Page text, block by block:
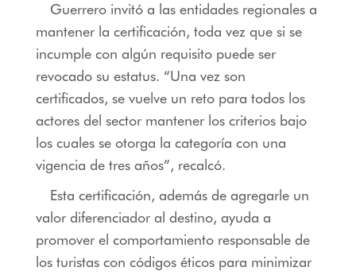
Guerrero invitó a las entidades regionales a
mantener la certificación, toda vez que si se
incumple con algún requisito puede ser
revocado su estatus. “Una vez son
certificados, se vuelve un reto para todos los
actores del sector mantener los criterios bajo
los cuales se otorga la categoría con una
vigencia de tres años”, recalcó.
Esta certificación, además de agregarle un
valor diferenciador al destino, ayuda a
promover el comportamiento responsable de
los turistas con códigos éticos para minimizar